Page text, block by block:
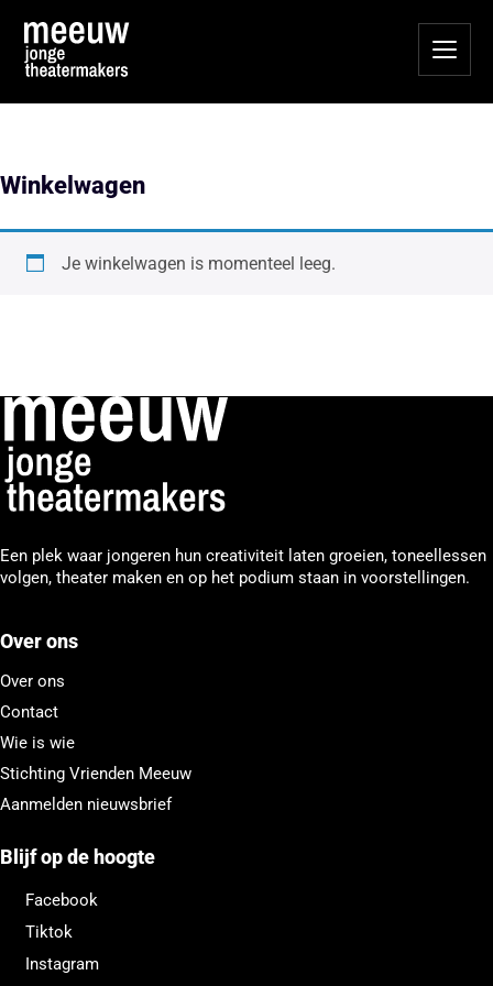
Winkelwagen
Je winkelwagen is momenteel leeg.
Een plek waar jongeren hun creativiteit laten groeien, toneellessen
volgen, theater maken en op het podium staan in voorstellingen.
Over ons
Over ons
Contact
Wie is wie
Stichting Vrienden Meeuw
Aanmelden nieuwsbrief
Blijf op de hoogte
Facebook
Tiktok
Instagram